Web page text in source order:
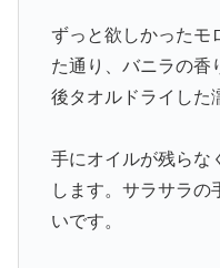
ずっと欲しかったモ
た通り、バニラの香
後タオルドライした
手にオイルが残らな
します。サラサラの
いです。